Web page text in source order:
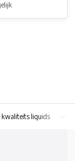
kwaliteits liquids